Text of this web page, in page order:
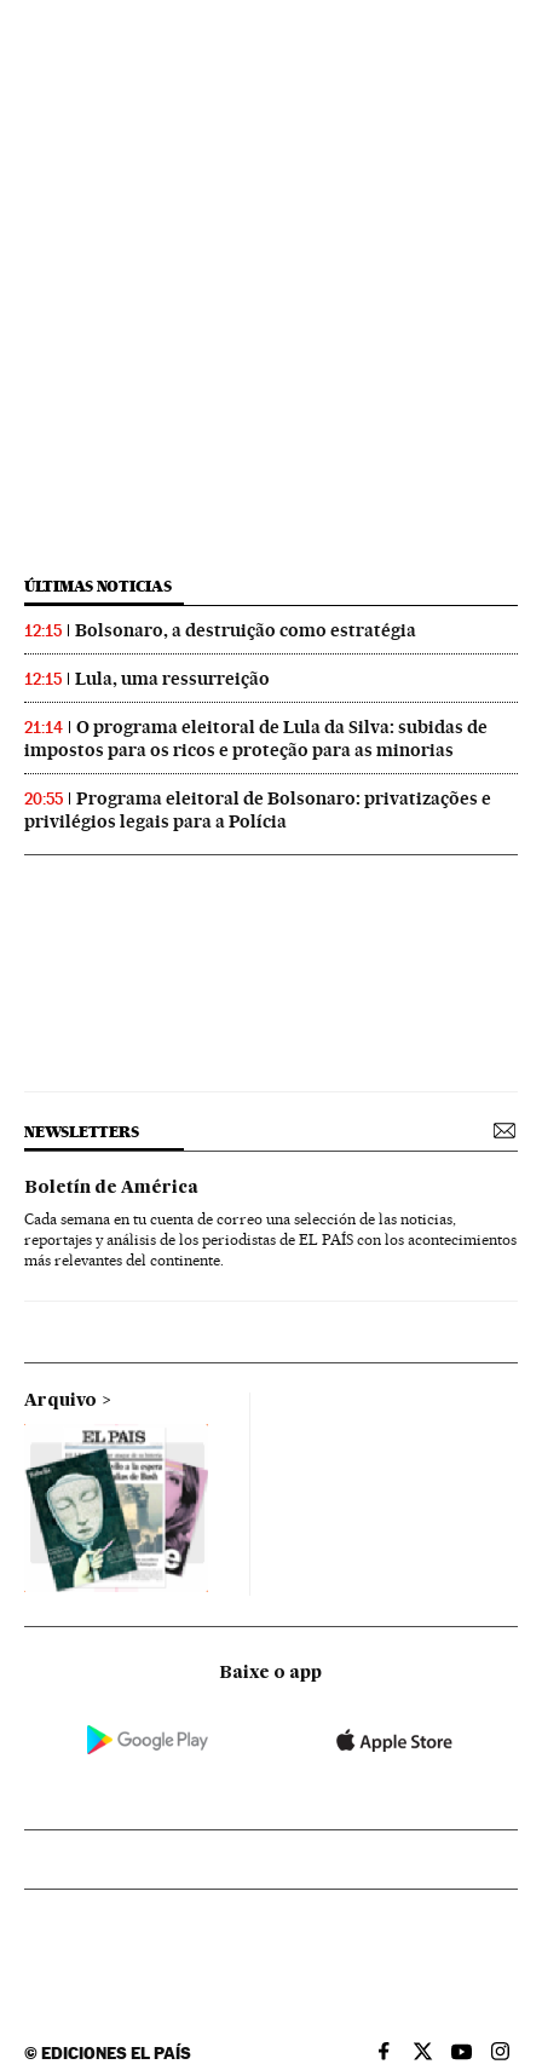
ÚLTIMAS NOTICIAS
12:15 Bolsonaro, a destruição como estratégia
12:15 Lula, uma ressurreição
21:14
O programa eleitoral de Lula da Silva: subidas de
impostos para os ricos e proteção para as minorias
20:55
Programa eleitoral de Bolsonaro: privatizações e
privilégios legais para a Polícia
NEWSLETTERS
Boletín de América
Cada semana en tu cuenta de correo una selección de las noticias,
reportajes y análisis de los periodistas de EL PAÍS con los acontecimientos
más relevantes del continente.
Arquivo
Baixe o app
©EDICIONES EL PAÍS EL PAÍS BRASIL EN
EL PAÍSEL PAÍS
EL